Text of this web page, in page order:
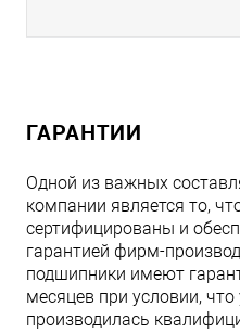
ГАРАНТИИ
Одной из важных
компании является то,
сертифицированы и
гарантией фирм-
подшипники имеют
месяцев при условии,
производилась